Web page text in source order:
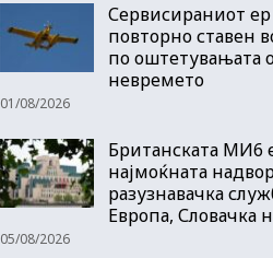
Сервисираниот
повторно ставен
по оштетувањата
невремето
01/08/2026
Британската МИ6
најмоќната
разузнавачка
Европа, Словачка
05/08/2026